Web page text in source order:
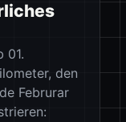
01.
den
Februrar